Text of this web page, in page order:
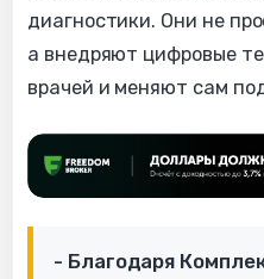
диагностики. Они не
а внедряют цифровые
врачей и меняют сам
- Благодаря